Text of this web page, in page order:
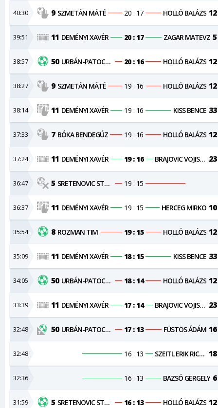
31:59 5 SRETENOVIC STEVAN 16 : 13 HOLLÓ BALÁZS 12
32:36 16 : 13 BAZSÓ GERGELY 6
32:48 16 : 13 SZEITL ERIK RICHÁRD 18
32:48 50 URBÁN-PATOCSKAI CSONGOR 17 : 13 FÜSTÖS ÁDÁM 16
33:39 11 DEMÉNYI XAVÉR 17 : 14 BRAJOVIC VOJISLAV 23
34:05 50 URBÁN-PATOCSKAI CSONGOR 18 : 14 HOLLÓ BALÁZS 12
35:09 11 DEMÉNYI XAVÉR 18 : 15 KISS BENCE 33
35:54 8 ROZMAN TIM 19 : 15 HOLLÓ BALÁZS 12
36:37 11 DEMÉNYI XAVÉR 19 : 15 HERCEG MIRKO 10
36:47 5 SRETENOVIC STEVAN 19 : 15
37:24 11 DEMÉNYI XAVÉR 19 : 16 BRAJOVIC VOJISLAV 23
37:33 7 BÓKA BENDEGÚZ 19 : 16 HOLLÓ BALÁZS 12
38:14 11 DEMÉNYI XAVÉR 19 : 16 KISS BENCE 33
38:27 9 SZMETÁN MÁTÉ 19 : 16 HOLLÓ BALÁZS 12
38:57 50 URBÁN-PATOCSKAI CSONGOR 20 : 16 HOLLÓ BALÁZS 12
39:51 11 DEMÉNYI XAVÉR 20 : 17 ZAGAR MATEVZ 5
40:30 9 SZMETÁN MÁTÉ 20 : 17 HOLLÓ BALÁZS 12